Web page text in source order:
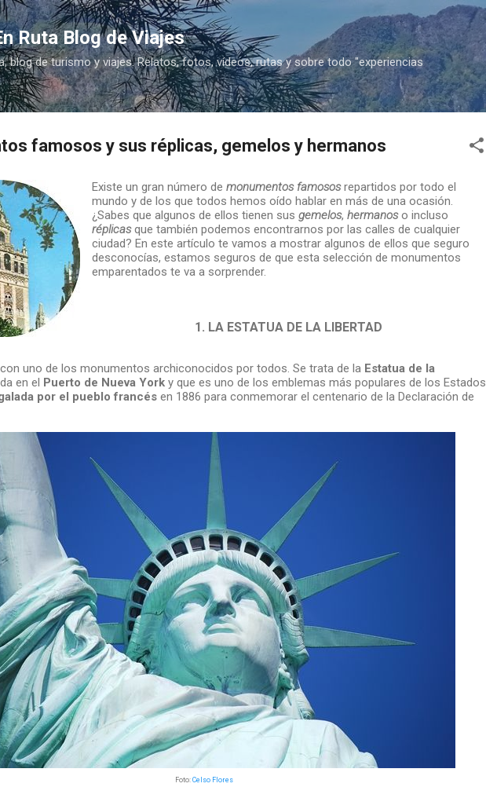
Ir al contenido principal
Ruta Blog de Viajes
blog de turismo y viajes. Relatos, fotos, vídeos, rutas y sobre todo "experiencias
famosos y sus réplicas, gemelos y hermanos
Existe un gran número de monumentos famososrepartidos por todo el
mundo y de los que todos hemos oído hablar en más de una ocasión.
¿Sabes que algunos de ellos tienen sus gemelos, hermanoso incluso
réplicasque también podemos encontrarnos por las calles de cualquier
ciudad? En este artículo te vamos a mostrar algunos de ellos que seguro
desconocías, estamos seguros de que esta selección de monumentos
emparentados te va a sorprender.
1. LA ESTATUA DE LA LIBERTAD
uno de los monumentos archiconocidos por todos. Se trata de la Estatua de la
en el Puerto de Nueva Yorky que es uno de los emblemas más populares de los Estados
por el pueblo francésen 1886 para conmemorar el centenario de la Declaración de
Foto: Celso Flores